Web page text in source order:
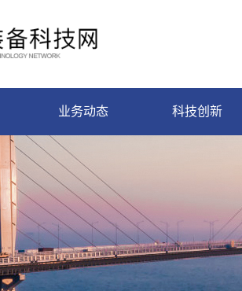
业务动态 科技创新